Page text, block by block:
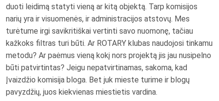
duoti leidimą statyti vieną ar kitą objektą. Tarp komisijos
narių yra ir visuomenės, ir administracijos atstovų. Mes
turėtume irgi savikritiškai vertinti savo nuomonę, tačiau
kažkoks filtras turi būti. Ar ROTARY klubas naudojosi tinkamu
metodu? Ar paėmus vieną kokį nors projektą jis jau nusipelno
būti patvirtintas? Jeigu nepatvirtinamas, sakoma, kad
Įvaizdžio komisija bloga. Bet juk mieste turime ir blogų
pavyzdžių, juos kiekvienas miestietis vardina.